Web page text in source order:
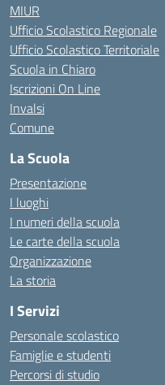
MIUR
Ufficio Scolastico Regionale
Ufficio Scolastico Territoriale
Scuola in Chiaro
Iscrizioni On Line
Invalsi
Comune
La Scuola
Presentazione
I luoghi
I numeri della scuola
Le carte della scuola
Organizzazione
La storia
I Servizi
Personale scolastico
Famiglie e studenti
Percorsi di studio